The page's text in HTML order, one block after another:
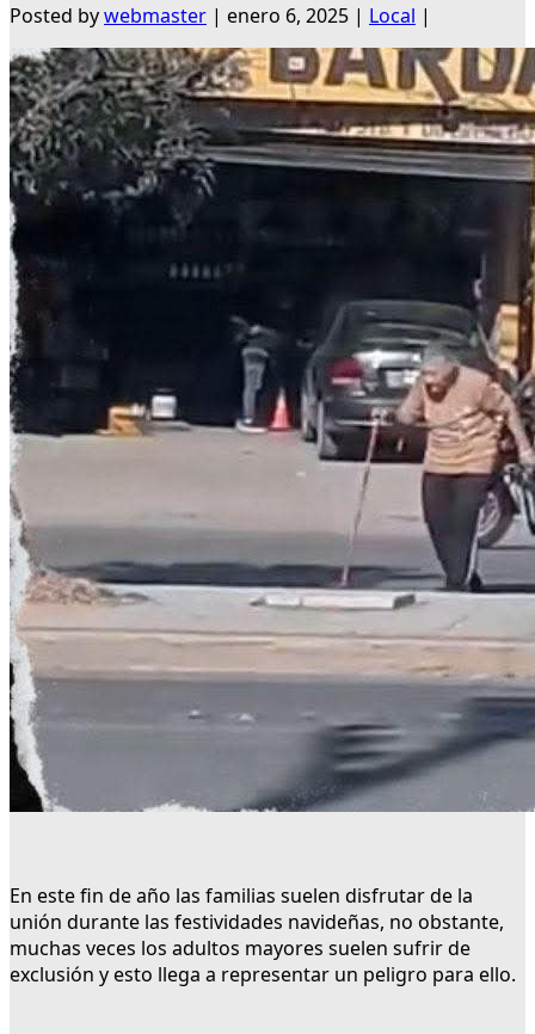
Posted bywebmaster | enero 6, 2025 | Local |
En este fin de año las familias suelen disfrutar de la
unión durante las festividades navideñas, no obstante,
muchas veces los adultos mayores suelen sufrir de
exclusión y esto llega a representar un peligro para ello.